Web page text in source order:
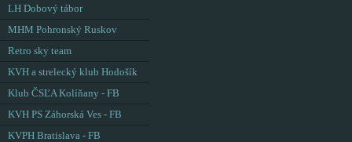
LH Dobový tábor
MHM Pohronský Ruskov
Retro sky team
KVH a strelecký klub Hodošík
Klub ČSĽA Kolíňany - FB
KVH PS Záhorská Ves - FB
KVPH Bratislava - FB